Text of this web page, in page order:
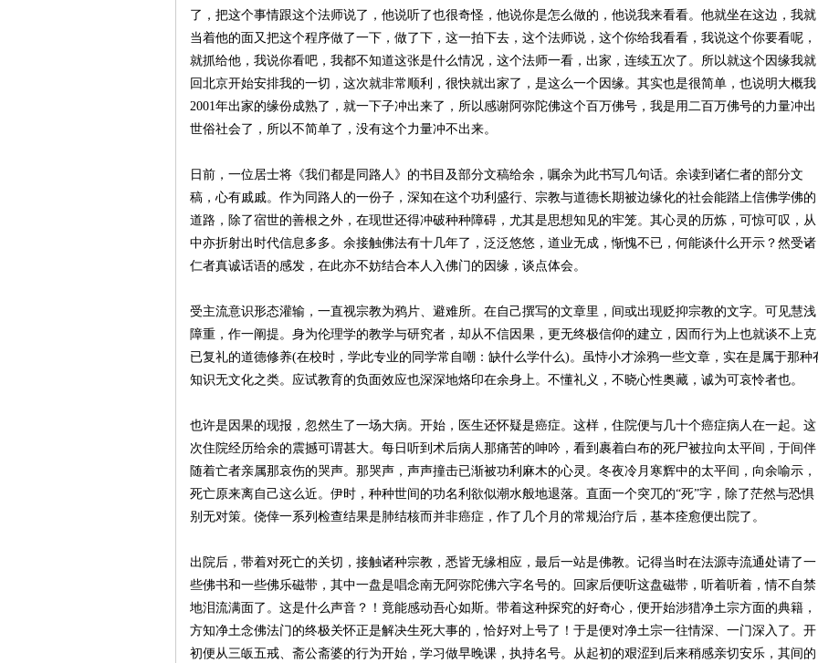
了，把这个事情跟这个法师说了，他说听了也很奇怪，他说你是怎么做的，他说我来看看。他就坐在这边，我就
当着他的面又把这个程序做了一下，做了下，这一拍下去，这个法师说，这个你给我看看，我说这个你要看呢，
就抓给他，我说你看吧，我都不知道这张是什么情况，这个法师一看，出家，连续五次了。所以就这个因缘我就
回北京开始安排我的一切，这次就非常顺利，很快就出家了，是这么一个因缘。其实也是很简单，也说明大概我
2001年出家的缘份成熟了，就一下子冲出来了，所以感谢阿弥陀佛这个百万佛号，我是用二百万佛号的力量冲出
世俗社会了，所以不简单了，没有这个力量冲不出来。
日前，一位居士将《我们都是同路人》的书目及部分文稿给余，嘱余为此书写几句话。余读到诸仁者的部分文
稿，心有戚戚。作为同路人的一份子，深知在这个功利盛行、宗教与道德长期被边缘化的社会能踏上信佛学佛的
道路，除了宿世的善根之外，在现世还得冲破种种障碍，尤其是思想知见的牢笼。其心灵的历炼，可惊可叹，从
中亦折射出时代信息多多。余接触佛法有十几年了，泛泛悠悠，道业无成，惭愧不已，何能谈什么开示？然受诸
仁者真诚话语的感发，在此亦不妨结合本人入佛门的因缘，谈点体会。
受主流意识形态灌输，一直视宗教为鸦片、避难所。在自己撰写的文章里，间或出现贬抑宗教的文字。可见慧浅
障重，作一阐提。身为伦理学的教学与研究者，却从不信因果，更无终极信仰的建立，因而行为上也就谈不上克
已复礼的道德修养(在校时，学此专业的同学常自嘲：缺什么学什么)。虽恃小才涂鸦一些文章，实在是属于那种
知识无文化之类。应试教育的负面效应也深深地烙印在余身上。不懂礼义，不晓心性奥藏，诚为可哀怜者也。
也许是因果的现报，忽然生了一场大病。开始，医生还怀疑是癌症。这样，住院便与几十个癌症病人在一起。这
次住院经历给余的震撼可谓甚大。每日听到术后病人那痛苦的呻吟，看到裹着白布的死尸被拉向太平间，于间伴
随着亡者亲属那哀伤的哭声。那哭声，声声撞击已渐被功利麻木的心灵。冬夜冷月寒辉中的太平间，向余喻示，
死亡原来离自己这么近。伊时，种种世间的功名利欲似潮水般地退落。直面一个突兀的“死”字，除了茫然与恐惧
别无对策。侥倖一系列检查结果是肺结核而并非癌症，作了几个月的常规治疗后，基本痊愈便出院了。
出院后，带着对死亡的关切，接触诸种宗教，悉皆无缘相应，最后一站是佛教。记得当时在法源寺流通处请了一
些佛书和一些佛乐磁带，其中一盘是唱念南无阿弥陀佛六字名号的。回家后便听这盘磁带，听着听着，情不自禁
地泪流满面了。这是什么声音？！竟能感动吾心如斯。带着这种探究的好奇心，便开始涉猎净土宗方面的典籍，
方知净土念佛法门的终极关怀正是解决生死大事的，恰好对上号了！于是便对净土宗一往情深、一门深入了。开
初便从三皈五戒、斋公斋婆的行为开始，学习做早晚课，执持名号。从起初的艰涩到后来稍感亲切安乐，其间的